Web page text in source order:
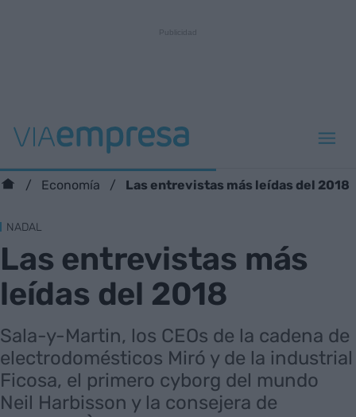
Economía Las entrevistas más leídas del 2018
NADAL
Las entrevistas más
leídas del 2018
Sala-y-Martin, los CEOs de la cadena de
electrodomésticos Miró y de la industrial
Ficosa, el primero cyborg del mundo
Neil Harbisson y la consejera de